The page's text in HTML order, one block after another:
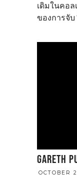
เดิมในคอล
ของการจับ
GARETH
OCTOBER